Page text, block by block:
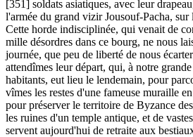
[351] soldats asiatiques, avec leur
l'armée du grand vizir Jousouf-Pacha, sur
Cette horde indisciplinée, qui venait de
mille désordres dans ce bourg, ne nous
journée, que peu de liberté de nous
attendîmes leur départ, qui, à notre
habitants, eut lieu le lendemain, pour
vîmes les restes d'une fameuse muraille
pour préserver le territoire de Byzance
les ruines d'un temple antique, et de
servent aujourd'hui de retraite aux